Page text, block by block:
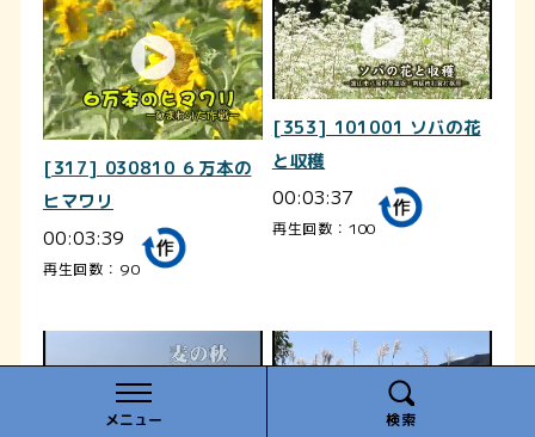
メニュー 検索
[317] 030810 ６万本の
ヒマワリ
00:03:39
再生回数：90
[353] 101001 ソバの花
と収穫
00:03:37
再生回数：100